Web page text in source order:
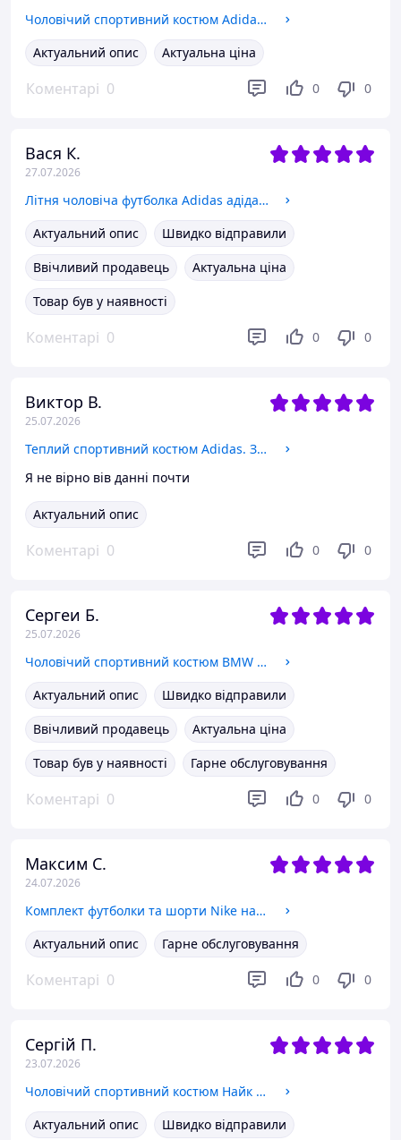
Чоловічий спортивний костюм Adidas Адідас. Чоловічий спортивний костюм Adidas весна. Спортивний костюм Adidas
Актуальний опис
Актуальна ціна
Коментарі 0 0 0
Вася К.
27.07.2026
Літня чоловіча футболка Adidas адідас два кольори M
Актуальний опис
Швидко відправили
Ввічливий продавець
Актуальна ціна
Товар був у наявності
Коментарі 0 0 0
Виктор В.
25.07.2026
Теплий спортивний костюм Adidas. Зимовий спортивний костюм Adidas Адідас. Спортивний костюм на флісі Adidas M
Я не вірно вів данні почти
Актуальний опис
Коментарі 0 0 0
Сергеи Б.
25.07.2026
Чоловічий спортивний костюм BMW 5 кольорів L
Актуальний опис
Швидко відправили
Ввічливий продавець
Актуальна ціна
Товар був у наявності
Гарне обслуговування
Коментарі 0 0 0
Максим С.
24.07.2026
Комплект футболки та шорти Nike найк. Літній спортивний костюм шорти та футболка Найк nike 2 кольори L
Актуальний опис
Гарне обслуговування
Коментарі 0 0 0
Сергій П.
23.07.2026
Чоловічий спортивний костюм Найк кофта+ штани весна-літо-осінь з капюшоном M
Актуальний опис
Швидко відправили